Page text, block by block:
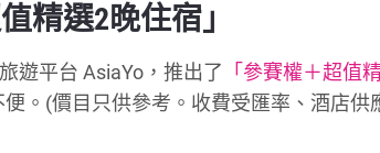
精選2晚住宿」
遊平台 AsiaYo，推出了 「參賽權＋超值
。(價目只供參考。收費受匯率、酒店供